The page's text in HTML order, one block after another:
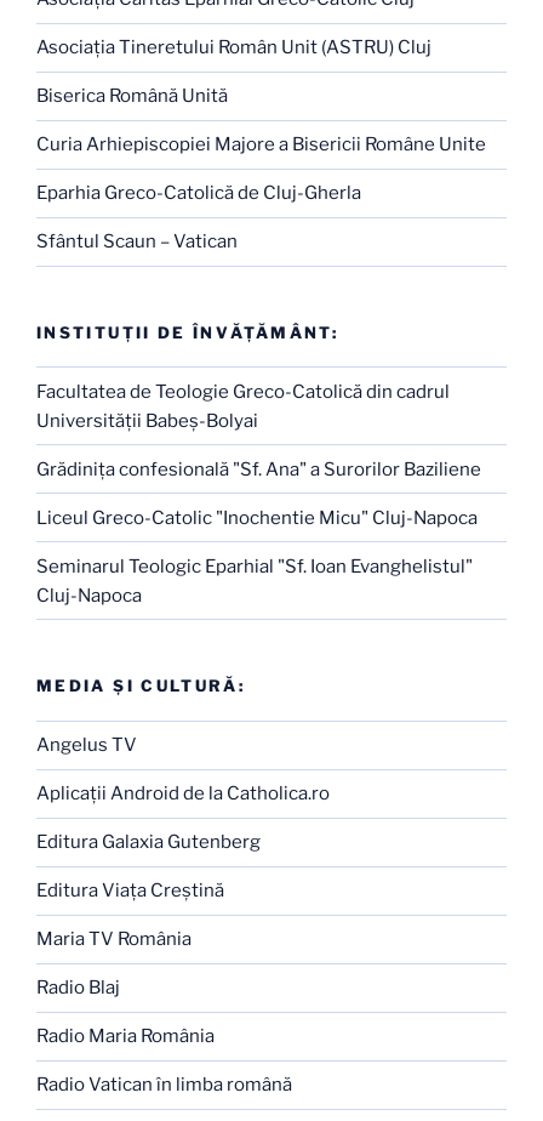
Asociaţia Tineretului Român Unit (ASTRU) Cluj
Biserica Română Unită
Curia Arhiepiscopiei Majore a Bisericii Române Unite
Eparhia Greco-Catolică de Cluj-Gherla
Sfântul Scaun – Vatican
INSTITUŢII DE ÎNVĂŢĂMÂNT:
Facultatea de Teologie Greco-Catolică din cadrul
Universităţii Babeş-Bolyai
Grădiniţa confesională "Sf. Ana" a Surorilor Baziliene
Liceul Greco-Catolic "Inochentie Micu" Cluj-Napoca
Seminarul Teologic Eparhial "Sf. Ioan Evanghelistul"
Cluj-Napoca
MEDIA ŞI CULTURĂ:
Angelus TV
Aplicaţii Android de la Catholica.ro
Editura Galaxia Gutenberg
Editura Viaţa Creştină
Maria TV România
Radio Blaj
Radio Maria România
Radio Vatican în limba română